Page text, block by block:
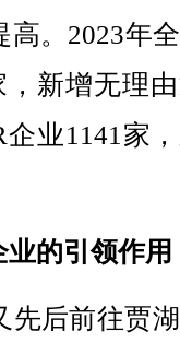
。2023年
新增无理
业1141家
的引领作用
后前往贾